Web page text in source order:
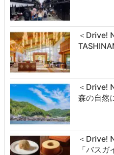
＜Drive!
＜Drive!
森の自然
＜Drive!
「バス